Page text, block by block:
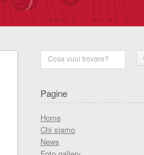
Cosa vuoi trovare?
Pagine
Home
Chi siamo
News